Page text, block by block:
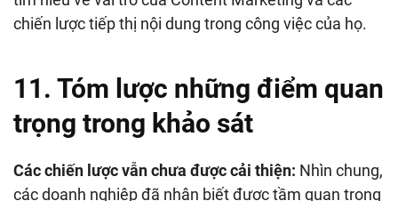
chiến lược tiếp thị nội dung trong công việc của họ.
11. Tóm lược những điểm quan
trọng trong khảo sát
Các chiến lược vẫn chưa được cải thiện: Nhìn chung,
các doanh nghiệp đã nhận biết được tầm quan trọng